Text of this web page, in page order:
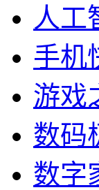
人工
手机
游戏
数码
数字